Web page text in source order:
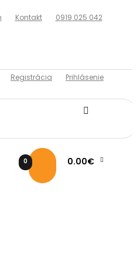
Kontakt 0919 025 042
Registrácia Prihlásenie
0 0.00€